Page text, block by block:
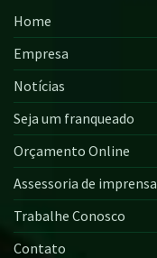
Home
Empresa
Notícias
Seja um franqueado
Orçamento Online
Assessoria de imprensa
Trabalhe Conosco
Contato